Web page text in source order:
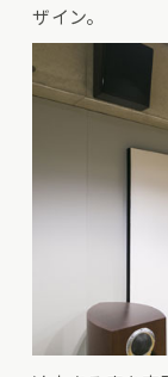
ザイン。